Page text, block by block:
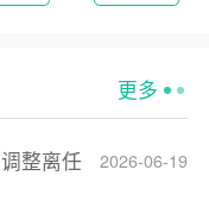
更多
2026-06-19
整离任